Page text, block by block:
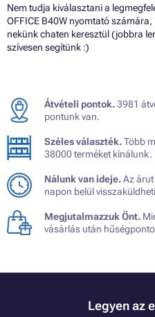
Nem tudja kiválasztani a
OFFICE B40W nyomtató
nekünk chaten keresztül (jobbra
szívesen segítünk :)
Átvételi pontok.3981
pontunk van.
Széles választék.Több
38000 terméket kínálunk.
Nálunk van ideje.Az
napon belül
Megjutalmazzuk Önt.
vásárlás után
Legyen az